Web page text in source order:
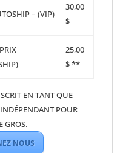
– (VIP)
30,00
$
25,00
$ **
EN TANT QUE
INDÉPENDANT POUR
GROS.
NOUS